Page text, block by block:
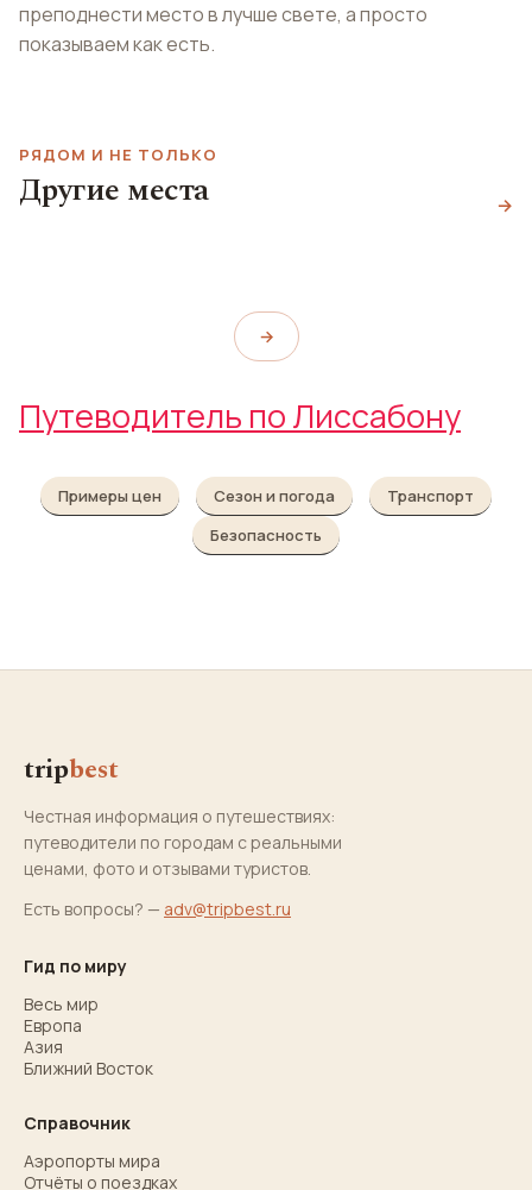
преподнести место в лучше свете, а просто
показываем как есть.
РЯДОМ И НЕ ТОЛЬКО
Другие места →
Площадь Порташ ду
Сол
→
Путеводитель по Лиссабону
Примеры цен Сезон и погода
Транспорт
Безопасность
tripbest
Честная информация о путешествиях:
путеводители по городам с реальными
ценами, фото и отзывами туристов.
Есть вопросы? — adv@tripbest.ru
Гид по миру
Весь мир
Европа
Азия
Ближний Восток
Справочник
Аэропорты мира
Отчёты о поездках